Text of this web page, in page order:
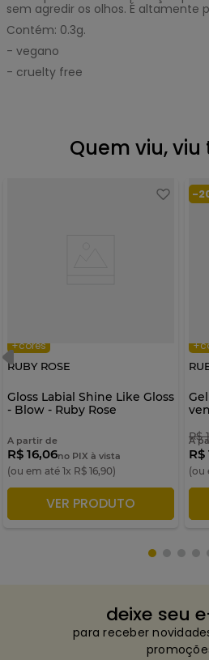
sem agredir os olhos. É altamente
Contém: 0.3g.
- vegano
- cruelty free
Quem viu,
+cores
RUBY ROSE
Gloss Labial Shine Like Gloss
- Blow - Ruby Rose
A partir de
R$ 16,06no PIX à vista
(ou em até 1x R$ 16,90)
ADICIONAR À SACOLA
VER PRODUTO
-
R$
A
R$
(ou
deixe seu
para receber